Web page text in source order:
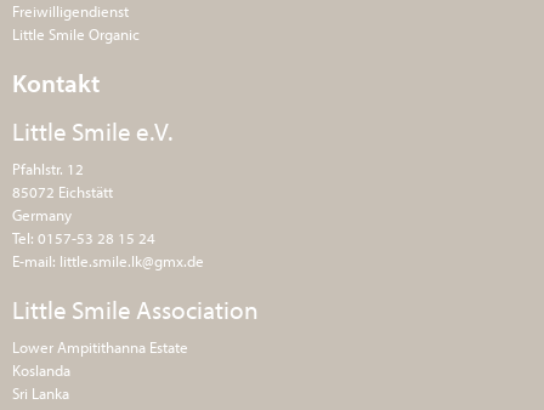
Freiwilligendienst
Little Smile Organic
Kontakt
Little Smile e.V.
Pfahlstr. 12
85072 Eichstätt
Germany
Tel: 0157-53 28 15 24
E-mail: little.smile.lk@gmx.de
Little Smile Association
Lower Ampitithanna Estate
Koslanda
Sri Lanka